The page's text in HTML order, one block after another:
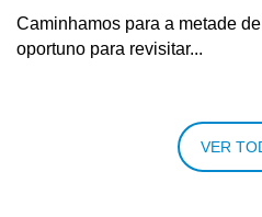
Caminhamos para a metade
oportuno para revisitar...
VER